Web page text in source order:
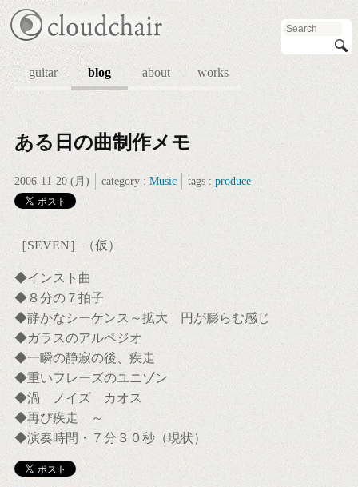
guitar blog about works
ある日の曲制作メモ
2006-11-20 (月) category : Music tags :produce
［SEVEN］（仮）
◆インスト曲
◆８分の７拍子
◆静かなシーケンス～拡大 円が膨らむ感じ
◆ガラスのアルペジオ
◆一瞬の静寂の後、疾走
◆重いフレーズのユニゾン
◆渦 ノイズ カオス
◆再び疾走 ～
◆演奏時間・７分３０秒（現状）